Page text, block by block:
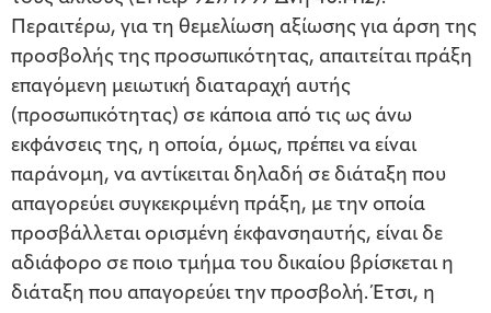
Περαιτέρω, για τη θεμελίωση αξίωσης για άρση της
προσβολής της προσωπικότητας, απαιτείται πράξη
επαγόμενη μειωτική διαταραχή αυτής
(προσωπικότητας) σε κάποια από τις ως άνω
εκφάνσεις της, η οποία, όμως, πρέπει να είναι
παράνομη, να αντίκειται δηλαδή σε διάταξη που
απαγορεύει συγκεκριμένη πράξη, με την οποία
προσβάλλεται ορισμένη έκφανσηαυτής, είναι δε
αδιάφορο σε ποιο τμήμα του δικαίου βρίσκεται η
διάταξη που απαγορεύει την προσβολή. Έτσι, η